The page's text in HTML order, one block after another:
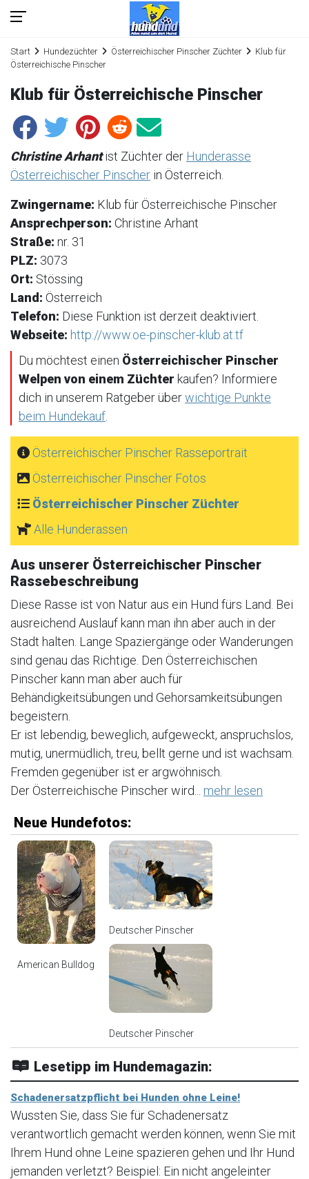
Start Hundezüchter Österreichischer Pinscher Züchter
Klub für
Österreichische Pinscher
Klub für Österreichische Pinscher
Christine Arhantist Züchter der Hunderasse
Österreichischer Pinscher in Österreich.
Zwingername: Klub für Österreichische Pinscher
Ansprechperson: Christine Arhant
Straße: nr. 31
PLZ: 3073
Ort: Stössing
Land: Österreich
Telefon: Diese Funktion ist derzeit deaktiviert.
Webseite: http://www.oe-pinscher-klub.at.tf
Du möchtest einen Österreichischer Pinscher
Welpen von einem Züchter kaufen? Informiere
dich in unserem Ratgeber überwichtige Punkte
beim Hundekauf
Österreichischer Pinscher Rasseportrait
Österreichischer Pinscher Fotos
Österreichischer Pinscher Züchter
Alle Hunderassen
Aus unserer Österreichischer Pinscher
Rassebeschreibung
Diese Rasse ist von Natur aus ein Hund fürs Land. Bei
ausreichend Auslauf kann man ihn aber auch in der
Stadt halten. Lange Spaziergänge oder Wanderungen
sind genau das Richtige. Den Österreichischen
Pinscher kann man aber auch für
Behändigkeitsübungen und Gehorsamkeitsübungen
begeistern.
Er ist lebendig, beweglich, aufgeweckt, anspruchslos,
mutig, unermüdlich, treu, bellt gerne und ist wachsam.
Fremden gegenüber ist er argwöhnisch.
Der Österreichische Pinscher wird... mehr lesen
Neue Hundefotos:
American Bulldog
Deutscher Pinscher
Deutscher Pinscher
Lesetipp im Hundemagazin:
Schadenersatzpflicht bei Hunden ohne Leine!
Wussten Sie, dass Sie für Schadenersatz
verantwortlich gemacht werden können, wenn Sie mit
Ihrem Hund ohne Leine spazieren gehen und Ihr Hund
jemanden verletzt? Beispiel: Ein nicht angeleinter